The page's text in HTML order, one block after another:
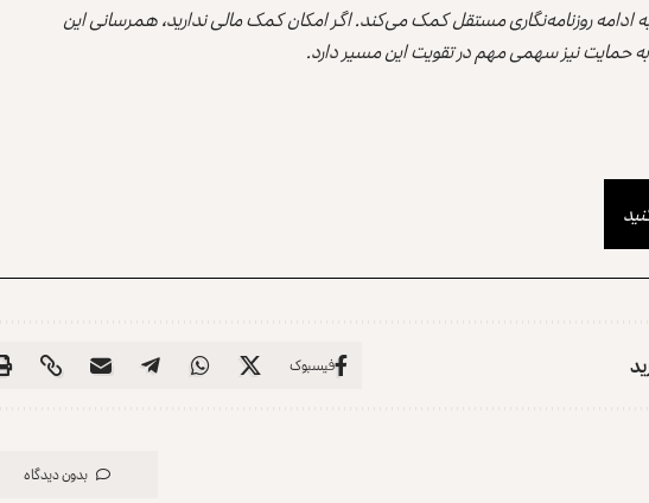
ادامه روزنامه‌نگاری مستقل کمک می‌کند. اگر امکان کمک مالی ندارید، همرسانی این
حمایت نیز سهمی مهم در تقویت این مسیر دارد.
فیسبوک
بدون دیدگاه